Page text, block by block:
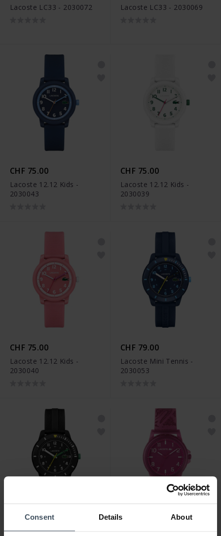
Consent Details About
Lacoste LC33 - 2030072 Lacoste LC33 - 2030069
CHF 75.00
Lacoste 12.12 Kids -
2030043
CHF 75.00
Lacoste 12.12 Kids -
2030039
CHF 75.00
Lacoste 12.12 Kids -
2030040
CHF 79.00
Lacoste Mini Tennis -
2030053